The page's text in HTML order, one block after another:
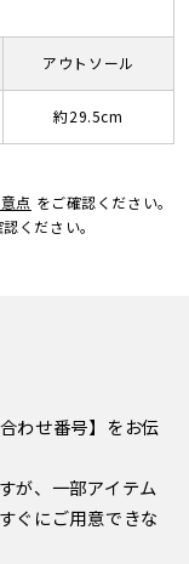
アウトソール
約29.5cm
点 をご確認ください。
ください。
わせ番号】をお伝
が、一部アイテム
ぐにご用意できな